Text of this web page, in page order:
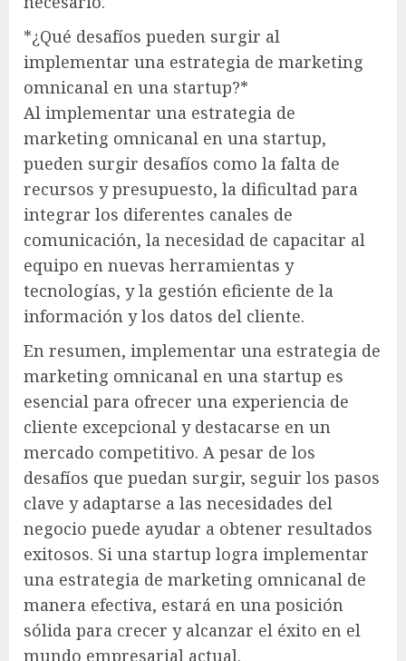
*¿Qué desafíos pueden surgir al
implementar una estrategia de marketing
omnicanal en una startup?*
Al implementar una estrategia de
marketing omnicanal en una startup,
pueden surgir desafíos como la falta de
recursos y presupuesto, la dificultad para
integrar los diferentes canales de
comunicación, la necesidad de capacitar al
equipo en nuevas herramientas y
tecnologías, y la gestión eficiente de la
información y los datos del cliente.
En resumen, implementar una estrategia de
marketing omnicanal en una startup es
esencial para ofrecer una experiencia de
cliente excepcional y destacarse en un
mercado competitivo. A pesar de los
desafíos que puedan surgir, seguir los pasos
clave y adaptarse a las necesidades del
negocio puede ayudar a obtener resultados
exitosos. Si una startup logra implementar
una estrategia de marketing omnicanal de
manera efectiva, estará en una posición
sólida para crecer y alcanzar el éxito en el
mundo empresarial actual.